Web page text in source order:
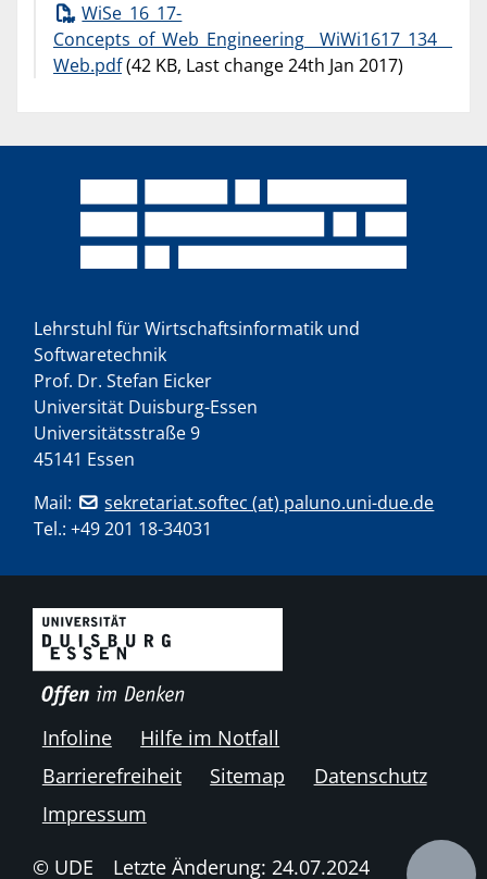
WiSe_16_17-
Concepts_of_Web_Engineering__WiWi1617_134__
Web.pdf(42 KB, Last change 24th Jan 2017)
Lehrstuhl für Wirtschaftsinformatik und
Softwaretechnik
Prof. Dr. Stefan Eicker
Universität Duisburg-Essen
Universitätsstraße 9
45141 Essen
Mail:
sekretariat.softec (at) paluno.uni-due.de
Tel.: +49 201 18-34031
Infoline
Hilfe im Notfall
Barrierefreiheit
Sitemap
Datenschutz
Impressum
© UDE Letzte Änderung: 24.07.2024